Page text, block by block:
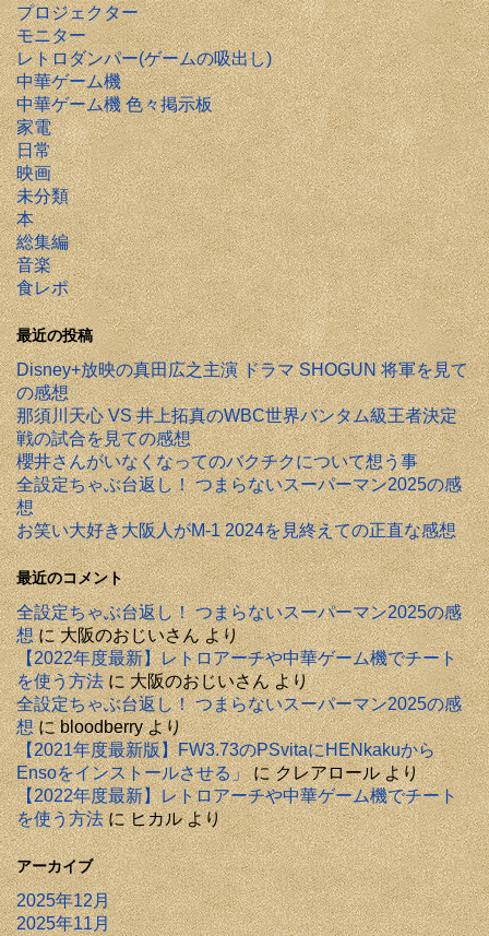
プロジェクター
モニター
レトロダンパー(ゲームの吸出し)
中華ゲーム機
中華ゲーム機 色々掲示板
家電
日常
映画
未分類
本
総集編
音楽
食レポ
最近の投稿
Disney+放映の真田広之主演 ドラマ SHOGUN 将軍を見て
の感想
那須川天心 VS 井上拓真のWBC世界バンタム級王者決定
戦の試合を見ての感想
櫻井さんがいなくなってのバクチクについて想う事
全設定ちゃぶ台返し！ つまらないスーパーマン2025の感
想
お笑い大好き大阪人がM-1 2024を見終えての正直な感想
最近のコメント
全設定ちゃぶ台返し！ つまらないスーパーマン2025の感
想に大阪のおじいさんより
【2022年度最新】レトロアーチや中華ゲーム機でチート
を使う方法に大阪のおじいさんより
全設定ちゃぶ台返し！ つまらないスーパーマン2025の感
想にbloodberryより
【2021年度最新版】FW3.73のPSvitaにHENkakuから
Ensoをインストールさせる」にクレアロールより
【2022年度最新】レトロアーチや中華ゲーム機でチート
を使う方法にヒカルより
アーカイブ
2025年12月
2025年11月